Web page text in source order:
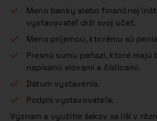
Meno banky alebo finančnej
vystavovateľ drží svoj účet.
Meno príjemcu, ktorému sú
Presnú sumu peňazí, ktoré majú
napísanú slovami a číslicami.
Dátum vystavenia.
Podpis vystavovateľa.
Význam a využitie šekov sa líši v